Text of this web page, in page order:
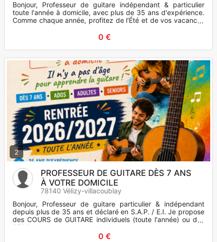
Bonjour, Professeur de guitare indépendant & particulier
toute l'année à domicile, avec plus de 35 ans d'expérience.
Comme chaque année, profitez de l'Été et de vos vacances
0 €
2
PROFESSEUR DE GUITARE DÈS 7 ANS
À VOTRE DOMICILE
78140 Vélizy-villacoublay
Bonjour, Professeur de guitare particulier & indépendant
depuis plus de 35 ans et déclaré en S.A.P. / E.I. Je propose
des COURS de GUITARE individuels (toute l'année) ou des
STAG
0 €